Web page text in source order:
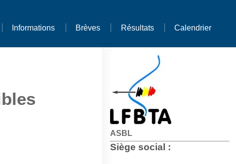
Informations Brèves Résultats Calendrier
ASBL
Siège social :